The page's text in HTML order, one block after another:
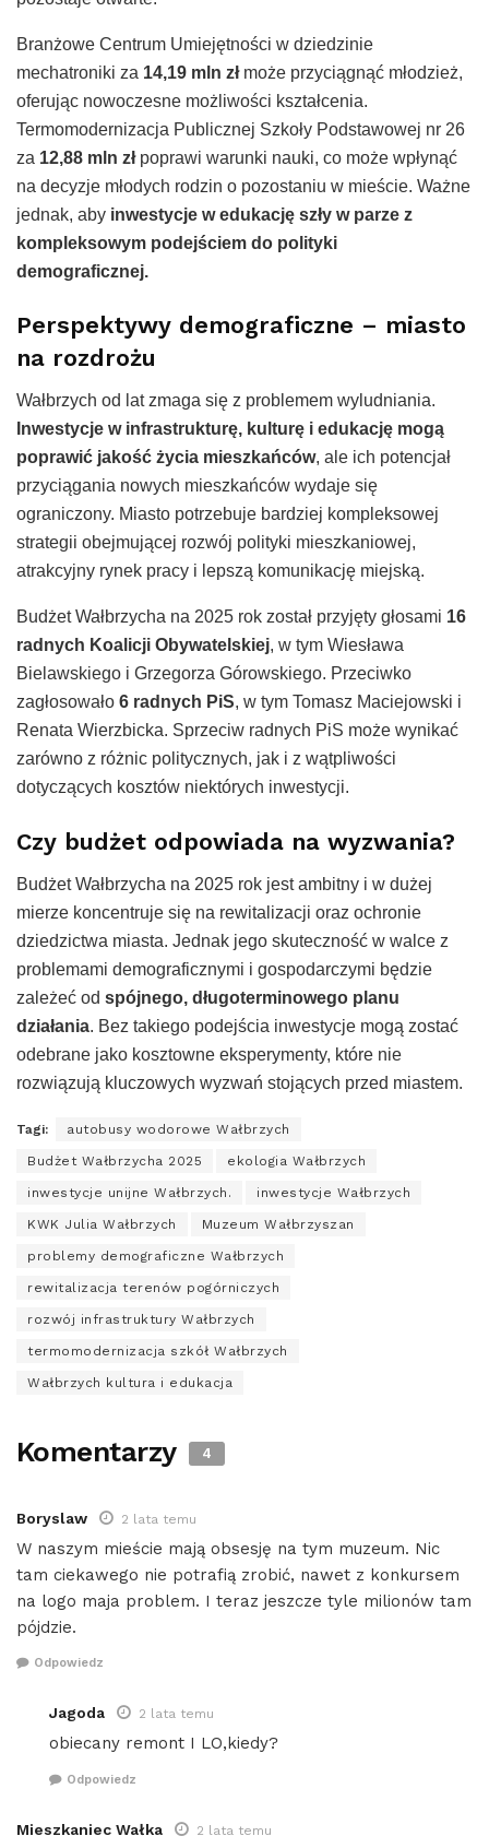
Branżowe Centrum Umiejętności w dziedzinie
mechatroniki za 14,19 mln złmoże przyciągnąć młodzież,
oferując nowoczesne możliwości kształcenia.
Termomodernizacja Publicznej Szkoły Podstawowej nr 26
za 12,88 mln złpoprawi warunki nauki, co może wpłynąć
na decyzje młodych rodzin o pozostaniu w mieście. Ważne
jednak, aby inwestycje w edukację szły w parze z
kompleksowym podejściem do polityki
demograficznej.
Perspektywy demograficzne – miasto
na rozdrożu
Wałbrzych od lat zmaga się z problemem wyludniania.
Inwestycje w infrastrukturę, kulturę i edukację mogą
poprawić jakość życia mieszkańców, ale ich potencjał
przyciągania nowych mieszkańców wydaje się
ograniczony. Miasto potrzebuje bardziej kompleksowej
strategii obejmującej rozwój polityki mieszkaniowej,
atrakcyjny rynek pracy i lepszą komunikację miejską.
Budżet Wałbrzycha na 2025 rok został przyjęty głosami 16
radnych Koalicji Obywatelskiej, w tym Wiesława
Bielawskiego i Grzegorza Górowskiego. Przeciwko
zagłosowało 6 radnych PiS, w tym Tomasz Maciejowski i
Renata Wierzbicka. Sprzeciw radnych PiS może wynikać
zarówno z różnic politycznych, jak i z wątpliwości
dotyczących kosztów niektórych inwestycji.
Czy budżet odpowiada na wyzwania?
Budżet Wałbrzycha na 2025 rok jest ambitny i w dużej
mierze koncentruje się na rewitalizacji oraz ochronie
dziedzictwa miasta. Jednak jego skuteczność w walce z
problemami demograficznymi i gospodarczymi będzie
zależeć od spójnego, długoterminowego planu
działania. Bez takiego podejścia inwestycje mogą zostać
odebrane jako kosztowne eksperymenty, które nie
rozwiązują kluczowych wyzwań stojących przed miastem.
Tagi: autobusy wodorowe Wałbrzych
Budżet Wałbrzycha 2025 ekologia Wałbrzych
inwestycje unijne Wałbrzych. inwestycje Wałbrzych
KWK Julia Wałbrzych Muzeum Wałbrzyszan
problemy demograficzne Wałbrzych
rewitalizacja terenów pogórniczych
rozwój infrastruktury Wałbrzych
termomodernizacja szkół Wałbrzych
Wałbrzych kultura i edukacja
Komentarzy 4
Boryslaw 2 lata temu
W naszym mieście mają obsesję na tym muzeum. Nic
tam ciekawego nie potrafią zrobić, nawet z konkursem
na logo maja problem. I teraz jeszcze tyle milionów tam
pójdzie.
Odpowiedz
Jagoda 2 lata temu
obiecany remont I LO,kiedy?
Odpowiedz
Mieszkaniec Wałka 2 lata temu